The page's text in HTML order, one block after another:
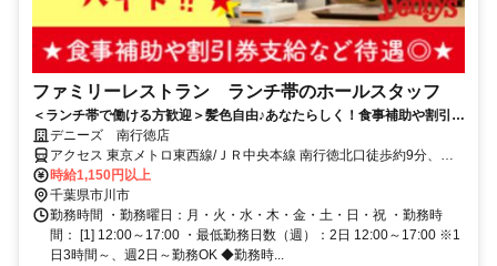
ファミリーレストラン ランチ帯のホールスタッフ
＜ランチ帯で働ける方歓迎＞髪色自由♪あなたらしく！食事補助や割引券
支給など待遇◎
デニーズ 南行徳店
アクセス 東京メトロ東西線/ＪＲ中央本線 南行徳北口徒歩約9分、東
京メトロ東西線/ＪＲ中央本線 浦安（千葉県）東口徒歩約19分、東京
メトロ東西線/ＪＲ中央本線 行徳徒歩約22分 南行徳駅より徒歩10分
時給1,150円以上
千葉県市川市
勤務時間 ・勤務曜日：月・火・水・木・金・土・日・祝 ・勤務時
間： [1] 12:00～17:00 ・最低勤務日数（週）：2日 12:00～17:00 ※1
日3時間～、週2日～勤務OK ◆勤務時...